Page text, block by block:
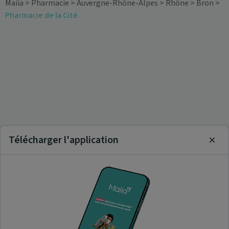
Maiia > Pharmacie >Auvergne-Rhône-Alpes > Rhône > Bron >
Pharmacie de la Cité
Télécharger l'application